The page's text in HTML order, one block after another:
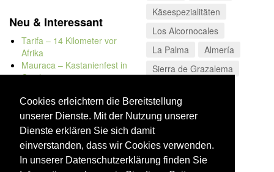
Cookies erleichtern die Bereitstellung
unserer Dienste. Mit der Nutzung unserer
Dienste erklären Sie sich damit
einverstanden, dass wir Cookies verwenden.
In unserer Datenschutzerklärung finden Sie
Neu & Interessant
Tarifa – 14 Kilometer vor
Afrika
Mauraca – Kastanienfest in
Capileira
Bolonia
Kap Trafalgar
Düne von Bolonia
Käsespezialitäten
Los Alcornocales
La Palma
Almería
Sierra de Grazalema